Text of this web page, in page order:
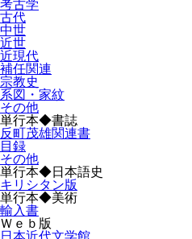
考古学
古代
中世
近世
近現代
補任関連
宗教史
系図・家紋
その他
単行本◆書誌
反町茂雄関連書
目録
その他
単行本◆日本語史
キリシタン版
単行本◆美術
輸入書
Ｗｅｂ版
日本近代文学館